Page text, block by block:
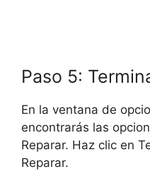
Paso 5:
En la ventana de
encontrarás las
Reparar. Haz clic en
Reparar.